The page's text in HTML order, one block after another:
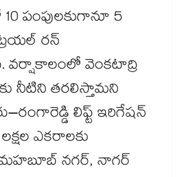
పంపులకుగానూ 5
రన్
వర్షాకాలంలో వెంకటాద్రి
నీటిని తరలిస్తామని
లిఫ్ట్ ఇరిగేషన్
ఎకరాలకు
నగర్, నాగర్